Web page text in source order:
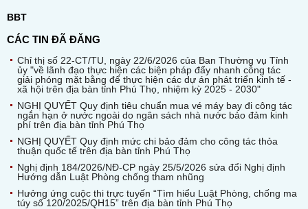
BBT
CÁC TIN ĐÃ ĐĂNG
Chỉ thị số 22-CT/TU, ngày 22/6/2026 của Ban Thường vụ Tỉnh
ủy "về lãnh đạo thực hiện các biện pháp đẩy nhanh công tác
giải phóng mặt bằng để thực hiện các dự án phát triển kinh tế -
xã hội trên địa bàn tỉnh Phú Thọ, nhiệm kỳ 2025 - 2030"
NGHỊ QUYẾT Quy định tiêu chuẩn mua vé máy bay đi công tác
ngắn hạn ở nước ngoài do ngân sách nhà nước bảo đảm kinh
phí trên địa bàn tỉnh Phú Thọ
NGHỊ QUYẾT Quy định mức chi bảo đảm cho công tác thỏa
thuận quốc tế trên địa bàn tỉnh Phú Thọ
Nghị định 184/2026/NĐ-CP ngày 25/5/2026 sửa đổi Nghị định
Hướng dẫn Luật Phòng chống tham nhũng
Hưởng ứng cuộc thi trực tuyến “Tìm hiểu Luật Phòng, chống ma
túy số 120/2025/QH15” trên địa bàn tỉnh Phú Thọ